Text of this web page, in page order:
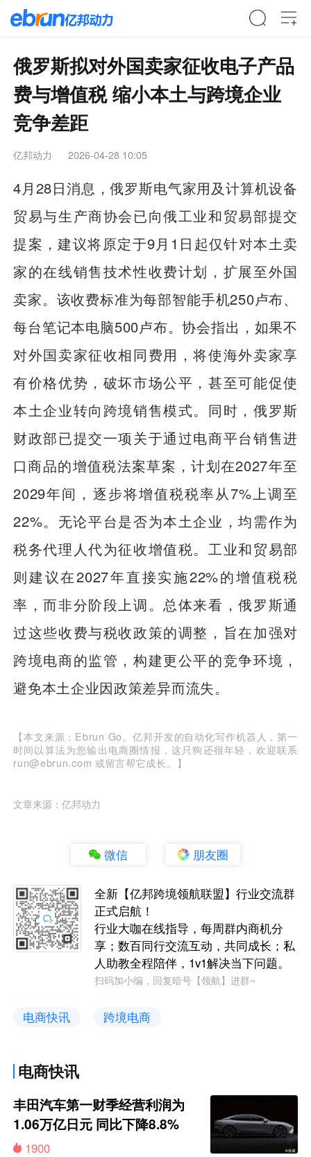
俄罗斯拟对外国卖家征收电子产品
费与增值税 缩小本土与跨境企业
竞争差距
亿邦动力 2026-04-28 10:05
4月28日消息，俄罗斯电气家用及计算机设备
贸易与生产商协会已向俄工业和贸易部提交
提案，建议将原定于9月1日起仅针对本土卖
家的在线销售技术性收费计划，扩展至外国
卖家。该收费标准为每部智能手机250卢布、
每台笔记本电脑500卢布。协会指出，如果不
对外国卖家征收相同费用，将使海外卖家享
有价格优势，破坏市场公平，甚至可能促使
本土企业转向跨境销售模式。同时，俄罗斯
财政部已提交一项关于通过电商平台销售进
口商品的增值税法案草案，计划在2027年至
2029年间，逐步将增值税税率从7%上调至
22%。无论平台是否为本土企业，均需作为
税务代理人代为征收增值税。工业和贸易部
则建议在2027年直接实施22%的增值税税
率，而非分阶段上调。总体来看，俄罗斯通
过这些收费与税收政策的调整，旨在加强对
跨境电商的监管，构建更公平的竞争环境，
避免本土企业因政策差异而流失。
【本文来源：Ebrun Go。亿邦开发的自动化写作机器人，第一
时间以算法为您输出电商圈情报，这只狗还很年轻，欢迎联系
run@ebrun.com 或留言帮它成长。】
文章来源：亿邦动力
微信 朋友圈
全新【亿邦跨境领航联盟】行业交流群
正式启航！
行业大咖在线指导，每周群内商机分
享；数百同行交流互动，共同成长；私
人助教全程陪伴，1v1解决当下问题。
扫码加小编，回复暗号【领航】进群~
电商快讯 跨境电商
电商快讯
丰田汽车第一财季经营利润为
1.06万亿日元 同比下降8.8%
1900